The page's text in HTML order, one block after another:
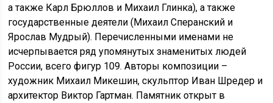
а также Карл Брюллов и Михаил Глинка), а также
государственные деятели (Михаил Сперанский и
Ярослав Мудрый). Перечисленными именами не
исчерпывается ряд упомянутых знаменитых людей
России, всего фигур 109. Авторы композиции –
художник Михаил Микешин, скульптор Иван Шредер и
архитектор Виктор Гартман. Памятник открыт в